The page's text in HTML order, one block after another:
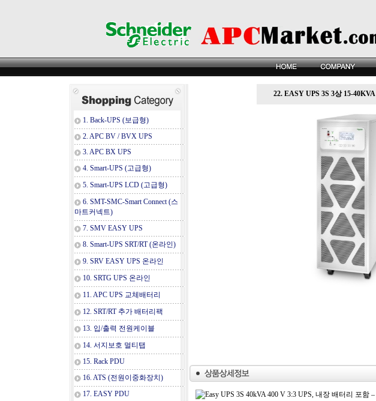
1. Back-UPS (보급형)
2. APC BV / BVX UPS
3. APC BX UPS
4. Smart-UPS (고급형)
5. Smart-UPS LCD (고급형)
6. SMT-SMC-Smart Connect (스
마트커넥트)
7. SMV EASY UPS
8. Smart-UPS SRT/RT (온라인)
9. SRV EASY UPS 온라인
10. SRTG UPS 온라인
11. APC UPS 교체배터리
12. SRT/RT 추가 배터리팩
13. 입/출력 전원케이블
14. 서지보호 멀티탭
15. Rack PDU
16. ATS (전원이중화장치)
17. EASY PDU
22. EASY UPS 3S 3상 15-40KVA